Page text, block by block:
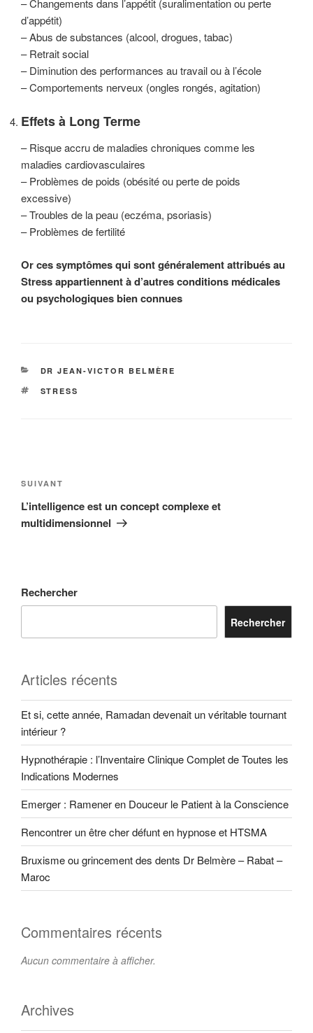
– Changements dans l’appétit (suralimentation ou perte
d’appétit)
– Abus de substances (alcool, drogues, tabac)
– Retrait social
– Diminution des performances au travail ou à l’école
– Comportements nerveux (ongles rongés, agitation)
Effets à Long Terme
– Risque accru de maladies chroniques comme les
maladies cardiovasculaires
– Problèmes de poids (obésité ou perte de poids
excessive)
– Troubles de la peau (eczéma, psoriasis)
– Problèmes de fertilité
Or ces symptômes qui sont généralement attribués au
Stress appartiennent à d’autres conditions médicales
ou psychologiques bien connues
CATÉGORIES
DR JEAN-VICTOR BELMÈRE
ÉTIQUETTES
STRESS
de
l’article
Article
suivant
SUIVANT
L’intelligence est un concept complexe et
multidimensionnel
Rechercher
Rechercher
Articles récents
Et si, cette année, Ramadan devenait un véritable tournant
intérieur ?
Hypnothérapie : l’Inventaire Clinique Complet de Toutes les
Indications Modernes
Emerger : Ramener en Douceur le Patient à la Conscience
Rencontrer un être cher défunt en hypnose et HTSMA
Bruxisme ou grincement des dents Dr Belmère – Rabat –
Maroc
Commentaires récents
Aucun commentaire à afficher.
Archives